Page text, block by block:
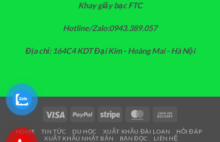
Khay giấy bạc FTC
Hotline/Zalo:0943.389.057
Địa chỉ: 164C4 KDT Đại Kim - Hoàng Mai - Hà Nội
Visa PayPal Stripe MasterCard
Delivery
HOME TIN TỨC DU HỌC XUẤT KHẨU ĐÀI LOAN
HỎI ĐÁP
XUẤT KHẨU NHẬT BẢN
BẠN ĐỌC LIÊN HỆ